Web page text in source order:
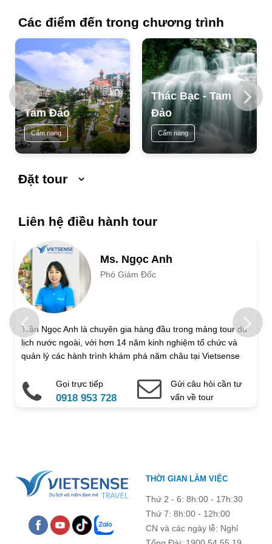
Các điểm đến trong chương trình
Tam Đảo
Cẩm nang
Thác Bạc - Tam
Đảo
Cẩm nang
Đặt tour
Số người lớn
Trẻ em 1 đến 5 tuổi
Họ và tên
Địa chỉ liên hệ
Điện thoại di động Email
Chú ý: Trường mang dấu (* ) là bắt buộc. Vui lòng không để
trống !
Liên hệ điều hành tour
Ms. Ngọc Anh
Phó Giám Đốc
Trần Ngọc Anh là chuyên gia hàng đầu trong mảng tour du
lịch nước ngoài, với hơn 14 năm kinh nghiệm tổ chức và
quản lý các hành trình khám phá năm châu tại Vietsense
Gọi trực tiếp
0918 953 728
Gửi câu hỏi cần tư
vấn về tour
THỜI GIAN LÀM VIỆC
Thứ 2 - 6: 8h:00 - 17h:30
Thứ 7: 8h:00 - 12h:00
CN và các ngày lễ: Nghỉ